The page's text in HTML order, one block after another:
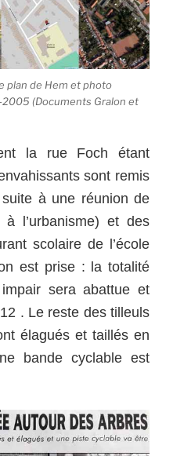
plan de Hem et photo
(Documents Gralon et
la rue Foch étant
sont remis
à une réunion de
l’urbanisme) et des
scolaire de l’école
est prise : la totalité
sera abattue et
. Le reste des tilleuls
élagués et taillés en
bande cyclable est